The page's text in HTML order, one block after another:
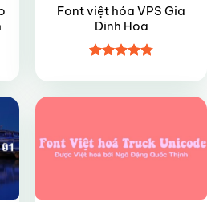
Font việt hóa VPS Gia
Dinh Hoa
hạng4.85
sao